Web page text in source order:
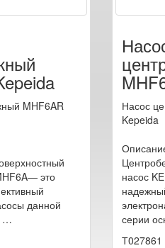
MHF6AR
это
данной
…
Насос
Kepeida
насос
серии
Т027861